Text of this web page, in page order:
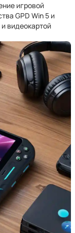
игровой
GPD Win 5 и
видеокартой